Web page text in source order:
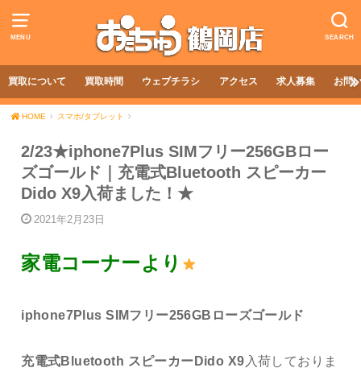
MENU SEARCH
買取について 買取時間 ウェブチラシ アクセス 求人募集 お問
HOME スマホ/タブレット
2/23★iphone7Plus SIMフリー256GBロー
ズゴールド｜充電式Bluetooth スピーカー
Dido X9入荷ました！★
2021年2月23日
家電コーナーより
iphone7Plus SIMフリー256GBローズゴールド
充電式Bluetooth スピーカーDido X9 入荷しておりま